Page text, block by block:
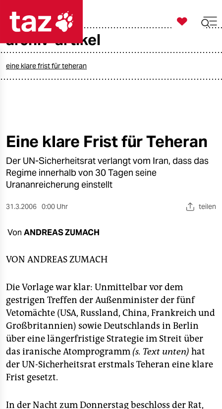
öko
gesellschaft
kultur
sport
verlag
verlag
veranstaltungen
shop
fragen & hilfe
unterstützen

taz zahl ich
archiv-artikel
eine klare frist für teheran
Eine klare Frist für Teheran
Der UN-Sicherheitsrat verlangt vom Iran, dass das
Regime innerhalb von 30 Tagen seine
Urananreicherung einstellt
31.3.2006 0:00 Uhr teilen
Von ANDREAS ZUMACH
VON ANDREAS ZUMACH
Die Vorlage war klar: Unmittelbar vor dem
gestrigen Treffen der Außenminister der fünf
Vetomächte (USA, Russland, China, Frankreich und
Großbritannien) sowie Deutschlands in Berlin
über eine längerfristige Strategie im Streit über
das iranische Atomprogramm (s. Text unten) hat
der UN-Sicherheitsrat erstmals Teheran eine klare
Frist gesetzt.
In der Nacht zum Donnerstag beschloss der Rat,